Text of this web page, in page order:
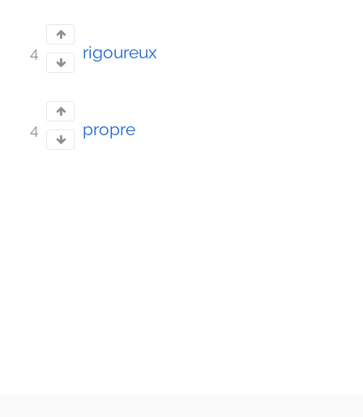
4 rigoureux
4 propre